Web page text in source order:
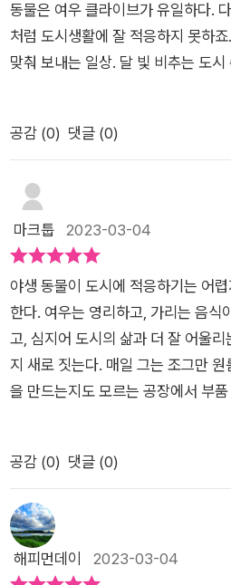
는 장면, 벽에 걸린 그림은 빈센트 반
밭’*레스토랑에서 금방 음식을 쏟을
옆 그림은 <피사의 사탑> *춥고 배
에 띄었는데 제목이 <풀잎>. 이 책
봤는데 미국의 시인 휘트먼의 <풀잎
시도 함께 기록:< 좌절한 혁명가 >
각했던가?그건 그렇다 - 그러나 이
프리가 삶을 대하는 마음이 이런 느
있었는데, 이 명화들도 작가 나름의
여우랑 당나귀 중에 누가, 어떤 포인
각자의 하루를 살아갈까. 싶어져 생각
하게’ 해주는 영화와 책들을 참 좋아
복해지니 나는 오늘 당나귀 험프리
리게. 쓸쓸한 도시를 아름답게 만들
길, 둘은 서로에게 말한다.“여기는
는, 달은 누구의 것도 아니라 하고선
은 누구에게나 공평하게 빛을 비추
서든 볼 수 있다.달이 보이지 않는다
구 옆을 지킬 것이다. 삭막한 도시
관람하고 식사를 하고 달을 볼 수 있
라도 있다면, 그걸로 되었다.두 도시
시라는 공간이 그들의 것이 된다. 험
여 있던 문구,“AD ASTRA PER
향해)”는 별을 향하는, 별에 다가가
다.집과 직장이 없어도 그에게는 꿈
각하는 바로 그 꿈이다.그리고 그에
서 그의 도시 생활은 외롭지 않다.우
나눌 친구...서로 어떤 직장에 다니
따지지 않을 친구...그러나 그는 나만
이 누구의 것도 아니듯...**위 리뷰
받아 작성했습니다**
동물은 여우 클라이브가 유일하다.
처럼 도시생활에 잘 적응하지 못하
맞춰 보내는 일상. 달 빛 비추는 도시
에서 살아가는 동물들의 모습. 장면
법이쓸쓸한 도시 속 숨은 묘미를 보
봉투 속에서 발견한 초대권.이 초대
보고달콤한 저녁 식사를 하며자신들
니다. 복잡한 도시 속 낯선 이방인들
선 이방인처럼 불안한듯 쓸쓸하지
도시야.”*출판사에서 책을 지원받아
공감 (0) 댓글 (0)
마크툽 2023-03-04
야생 동물이 도시에 적응하기는 어
한다. 여우는 영리하고, 가리는 음식
고, 심지어 도시의 삶과 더 잘 어울
지 새로 짓는다. 매일 그는 조그만
을 만드는지도 모르는 공장에서 부
웃거린다. 그리고, 그에게는 도시에
는 당나귀 친구가 있다. 험프리는 집
를 해도 오래 못 가고, 잘 먹지도 자
클라이브는 험프리를 만나러 갔다가,
서 연극 초대권이 들어 있는 파란 봉
은 그 초대권으로 근사한 전채 요리
공감 (0) 댓글 (0)
해피먼데이 2023-03-04